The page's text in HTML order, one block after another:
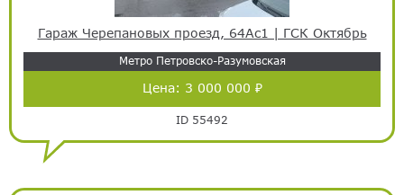
Гараж Черепановых проезд, 64Ас1 | ГСК Октябрь
Метро Петровско-Разумовская
Цена: 3 000 000 ₽
ID 55492